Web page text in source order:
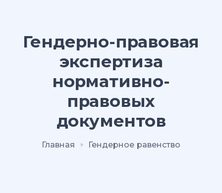
Гендерно-правовая
экспертиза
нормативно-
правовых
документов
Главная Гендерное равенство